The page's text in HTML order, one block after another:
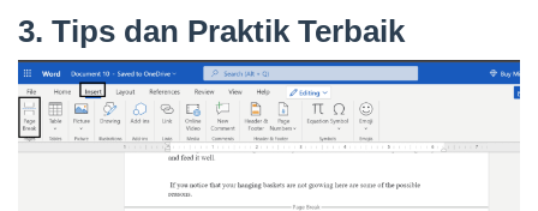
3. Tips dan Praktik Terbaik